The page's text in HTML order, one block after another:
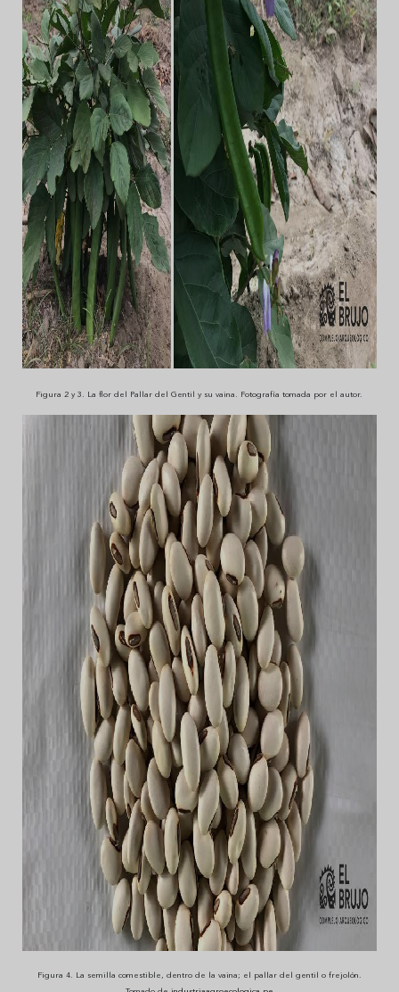
Figura 2 y 3. La flor del Pallar del Gentil y su vaina. Fotografía tomada por el autor.
Figura 4. La semilla comestible, dentro de la vaina; el pallar del gentil o frejolón.